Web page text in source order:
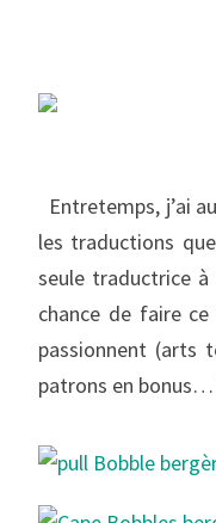
Entretemps, j’ai
les traductions
seule traductrice
chance de faire
passionnent (arts
patrons en bonus…